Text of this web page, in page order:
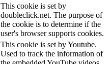
This cookie is set by
doubleclick.net. The purpose of
the cookie is to determine if the
user's browser supports cookies.
This cookie is set by Youtube.
Used to track the information of